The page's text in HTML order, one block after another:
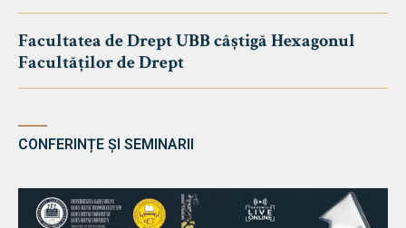
Facultatea de Drept UBB câștigă Hexagonul
Facultăților de Drept
CONFERINȚE ȘI SEMINARII